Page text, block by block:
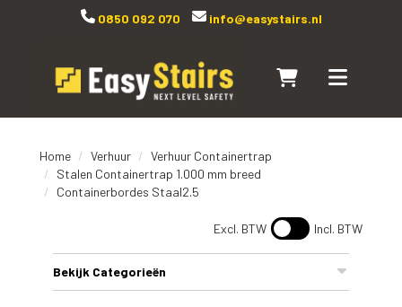
0850 092 070 info@easystairs.nl
Naar winkelwagen
Toggle
Home Verhuur
Verhuur Containertrap
Stalen Containertrap 1.000 mm breed
Containerbordes Staal2.5
Excl. BTW Incl. BTW
Bekijk Categorieën